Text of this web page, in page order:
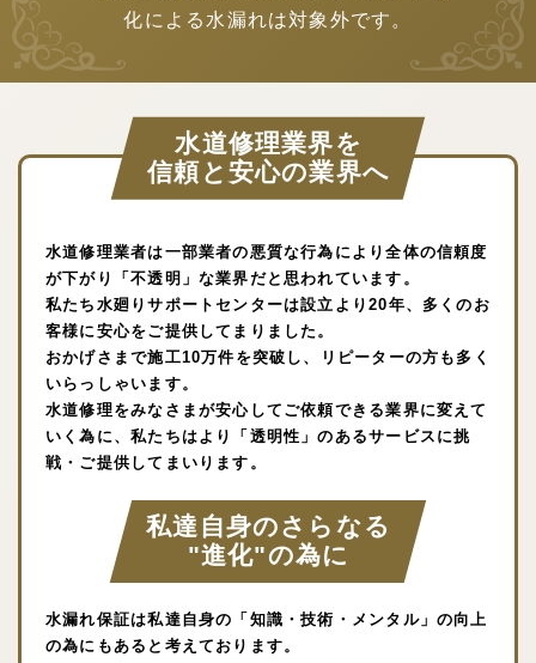
化による水漏れは対象外です。
水道修理業界を
信頼と安心の業界へ
水道修理業者は一部業者の悪質な行為により全体の信頼度
が下がり「不透明」な業界だと思われています。
私たち水廻りサポートセンターは設立より20年、多くのお
客様に安心をご提供してまりました。
おかげさまで施工10万件を突破し、リピーターの方も多く
いらっしゃいます。
水道修理をみなさまが安心してご依頼できる業界に変えて
いく為に、私たちはより「透明性」のあるサービスに挑
戦・ご提供してまいります。
私達自身のさらなる
"進化"の為に
水漏れ保証は私達自身の「知識・技術・メンタル」の向上
の為にもあると考えております。